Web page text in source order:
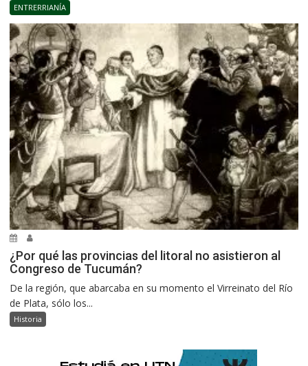
ENTRERRIANÍA
¿Por qué las provincias del litoral no asistieron al
Congreso de Tucumán?
De la región, que abarcaba en su momento el Virreinato del Río
de Plata, sólo los...
Historia